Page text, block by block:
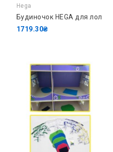
Hega
Будиночок HEGA для лол
1719.30₴